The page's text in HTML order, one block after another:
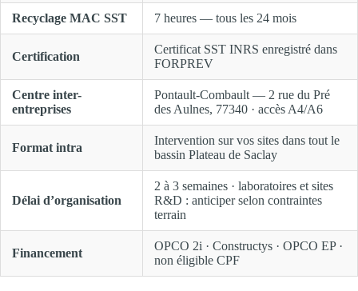
Recyclage MAC SST 7 heures — tous les 24 mois
Certification
Certificat SST INRS enregistré dans
FORPREV
Centre inter-
entreprises
Pontault-Combault — 2 rue du Pré
des Aulnes, 77340 · accès A4/A6
Format intra
Intervention sur vos sites dans tout le
bassin Plateau de Saclay
Délai d’organisation
2 à 3 semaines · laboratoires et sites
R&D : anticiper selon contraintes
terrain
Financement
OPCO 2i · Constructys · OPCO EP ·
non éligible CPF